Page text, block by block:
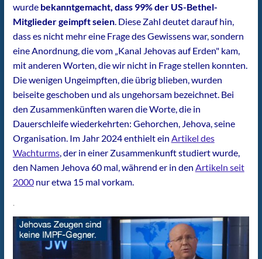
wurde bekanntgemacht, dass 99% der US-Bethel-
Mitglieder geimpft seien. Diese Zahl deutet darauf hin,
dass es nicht mehr eine Frage des Gewissens war, sondern
eine Anordnung, die vom „Kanal Jehovas auf Erden" kam,
mit anderen Worten, die wir nicht in Frage stellen konnten.
Die wenigen Ungeimpften, die übrig blieben, wurden
beiseite geschoben und als ungehorsam bezeichnet. Bei
den Zusammenkünften waren die Worte, die in
Dauerschleife wiederkehrten: Gehorchen, Jehova, seine
Organisation. Im Jahr 2024 enthielt ein Artikel des
Wachturms, der in einer Zusammenkunft studiert wurde,
den Namen Jehova 60 mal, während er in den Artikeln seit
2000nur etwa 15 mal vorkam.
.